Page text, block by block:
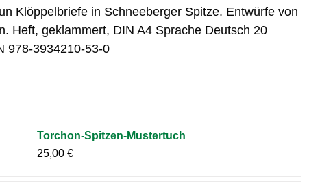
Klöppelbriefe in Schneeberger Spitze. Entwürfe von
Heft, geklammert, DIN A4 Sprache Deutsch 20
978-3934210-53-0
Torchon-Spitzen-Mustertuch
25,00€